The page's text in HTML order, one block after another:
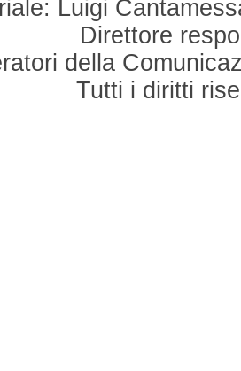
Luigi
Direttore
della
Tutti i diritti